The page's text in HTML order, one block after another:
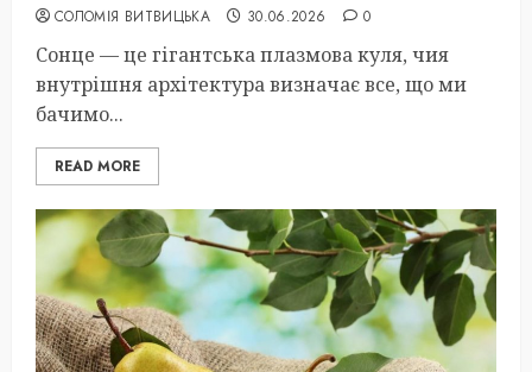
СОЛОМІЯ ВИТВИЦЬКА 30.06.2026 0
Сонце — це гігантська плазмова куля, чия
внутрішня архітектура визначає все, що ми
бачимо...
READ MORE